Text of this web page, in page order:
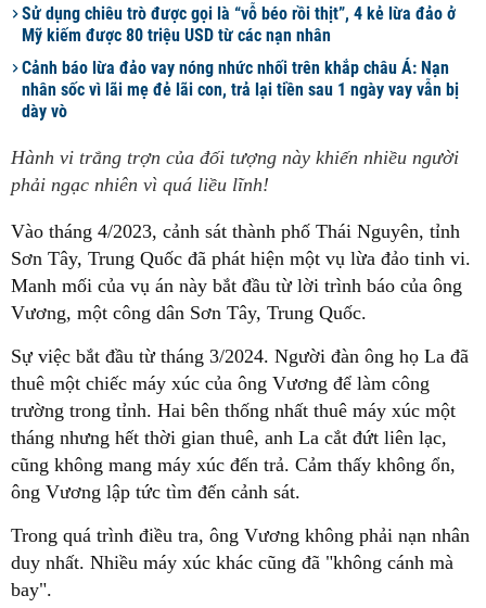
Sử dụng chiêu trò được gọi là “vỗ béo rồi thịt”, 4 kẻ lừa đảo ở
Mỹ kiếm được 80 triệu USD từ các nạn nhân
Cảnh báo lừa đảo vay nóng nhức nhối trên khắp châu Á: Nạn
nhân sốc vì lãi mẹ đẻ lãi con, trả lại tiền sau 1 ngày vay vẫn bị
dày vò
Hành vi trắng trợn của đối tượng này khiến nhiều người
phải ngạc nhiên vì quá liều lĩnh!
Vào tháng 4/2023, cảnh sát thành phố Thái Nguyên, tỉnh
Sơn Tây, Trung Quốc đã phát hiện một vụ lừa đảo tinh vi.
Manh mối của vụ án này bắt đầu từ lời trình báo của ông
Vương, một công dân Sơn Tây, Trung Quốc.
Sự việc bắt đầu từ tháng 3/2024. Người đàn ông họ La đã
thuê một chiếc máy xúc của ông Vương để làm công
trường trong tỉnh. Hai bên thống nhất thuê máy xúc một
tháng nhưng hết thời gian thuê, anh La cắt đứt liên lạc,
cũng không mang máy xúc đến trả. Cảm thấy không ổn,
ông Vương lập tức tìm đến cảnh sát.
Trong quá trình điều tra, ông Vương không phải nạn nhân
duy nhất. Nhiều máy xúc khác cũng đã "không cánh mà
bay".